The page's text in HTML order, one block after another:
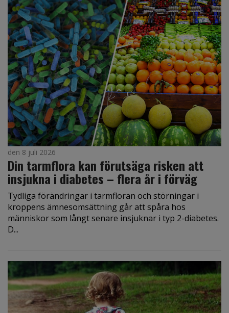
den 8 juli 2026
Din tarmflora kan förutsäga risken att
insjukna i diabetes – flera år i förväg
Tydliga förändringar i tarmfloran och störningar i
kroppens ämnesomsättning går att spåra hos
människor som långt senare insjuknar i typ 2-diabetes.
D...